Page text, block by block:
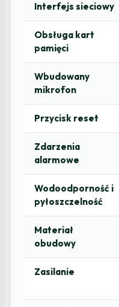
Interfejs sieciowy
Obsługa kart
pamięci
Wbudowany
mikrofon
Przycisk reset
Zdarzenia
alarmowe
Wodoodporność i
pyłoszczelność
Materiał
obudowy
Zasilanie